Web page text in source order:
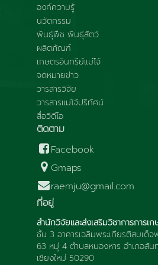
องค์ความรู้
นวัตกรรม
พันธุ์พืช พันธุ์สัตว์
ผลิตภัณฑ์
เกษตรอินทรีย์แม่โจ้
จดหมายข่าว
วารสารวิจัย
วารสารแม่โจ้ปริทัศน์
สื่อวีดีโอ
ติดตาม
Facebook
Gmaps
raemju@gmail.com
ที่อยู่
สำนักวิจัยและส่งเสริมวิชาการการเ
ชั้น 3 อาคารเฉลิมพระเกียรติสมเด็จ
63 หมู่ 4 ตำบลหนองหาร อำเภอสั
เชียงใหม่ 50290